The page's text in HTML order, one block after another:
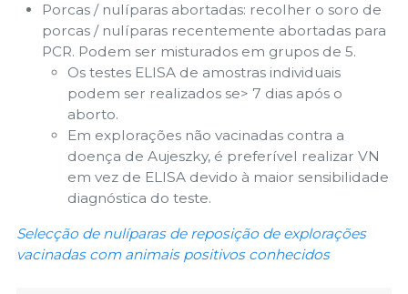
Porcas / nulíparas abortadas: recolher o soro de
porcas / nulíparas recentemente abortadas para
PCR. Podem ser misturados em grupos de 5.
Os testes ELISA de amostras individuais
podem ser realizados se> 7 dias após o
aborto.
Em explorações não vacinadas contra a
doença de Aujeszky, é preferível realizar VN
em vez de ELISA devido à maior sensibilidade
diagnóstica do teste.
Selecção de nulíparas de reposição de explorações
vacinadas com animais positivos conhecidos